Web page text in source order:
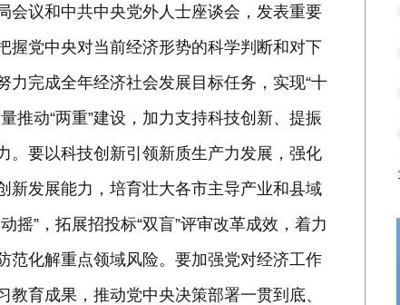
会议和中共中央党外人士座谈会，发表重要
握党中央对当前经济形势的科学判断和对下
完成全年经济社会发展目标任务，实现“十
推动“两重”建设，加力支持科技创新、提振
。要以科技创新引领新质生产力发展，强化
新发展能力，培育壮大各市主导产业和县域
摇”，拓展招投标“双盲”评审改革成效，着力
范化解重点领域风险。要加强党对经济工作
育成果，推动党中央决策部署一贯到底、